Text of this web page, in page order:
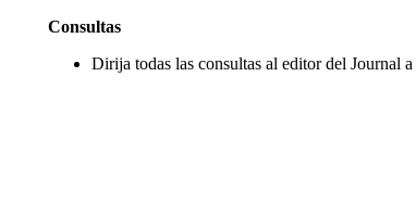
Consultas
Dirija todas las consultas al editor del Journal a